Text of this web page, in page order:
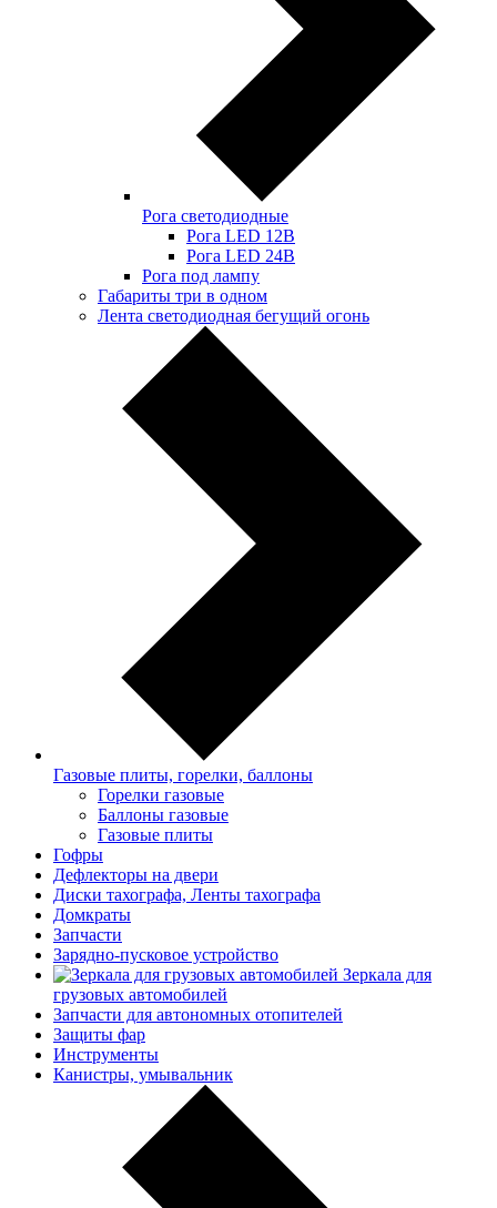
Рога светодиодные
Рога LED 12В
Рога LED 24В
Рога под лампу
Габариты три в одном
Лента светодиодная бегущий огонь
Газовые плиты, горелки, баллоны
Горелки газовые
Баллоны газовые
Газовые плиты
Гофры
Дефлекторы на двери
Диски тахографа, Ленты тахографа
Домкраты
Запчасти
Зарядно-пусковое устройство
Зеркала для
грузовых автомобилей
Запчасти для автономных отопителей
Защиты фар
Инструменты
Канистры, умывальник